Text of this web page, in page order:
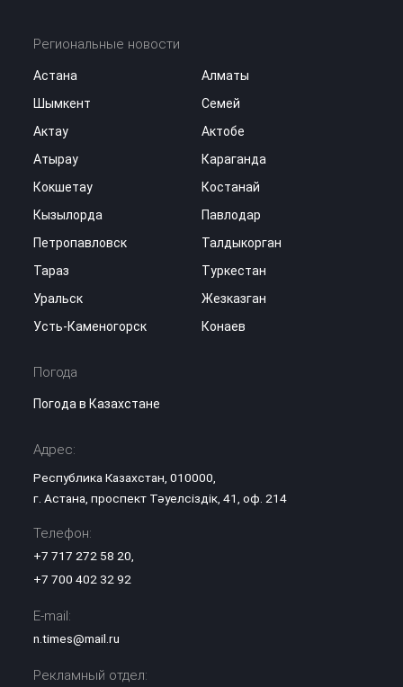
Региональные новости
Астана
Алматы
Шымкент
Семей
Актау
Актобе
Атырау
Караганда
Кокшетау
Костанай
Кызылорда
Павлодар
Петропавловск
Талдыкорган
Тараз
Туркестан
Уральск
Жезказган
Усть-Каменогорск
Конаев
Погода
Погода в Казахстане
Адрес:
Республика Казахстан, 010000,
г. Астана, проспект Тәуелсіздік, 41, оф. 214
Телефон:
+7 717 272 58 20
+7 700 402 32 92
E-mail:
n.times@mail.ru
Рекламный отдел: